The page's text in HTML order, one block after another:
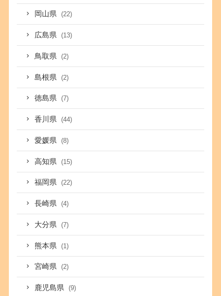
岡山県 (22)
広島県 (13)
鳥取県 (2)
島根県 (2)
徳島県 (7)
香川県 (44)
愛媛県 (8)
高知県 (15)
福岡県 (22)
長崎県 (4)
大分県 (7)
熊本県 (1)
宮崎県 (2)
鹿児島県 (9)